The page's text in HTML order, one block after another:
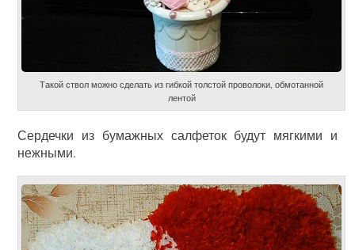
Такой ствол можно сделать из гибкой толстой проволоки, обмотанной
лентой
Сердечки из бумажных салфеток будут мягкими и
нежными.